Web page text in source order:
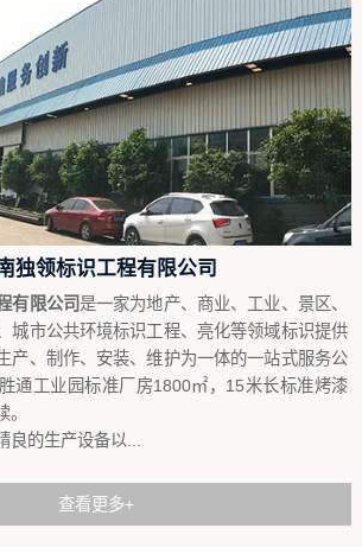
独领标识工程有限公司
有限公司 是一家为地产、商业、工业、景区、
城市公共环境标识工程、亮化等领域标识提供
产、制作、安装、维护为一体的一站式服务公
通工业园标准厂房1800㎡，15米长标准烤漆
的生产设备以...
查看更多+